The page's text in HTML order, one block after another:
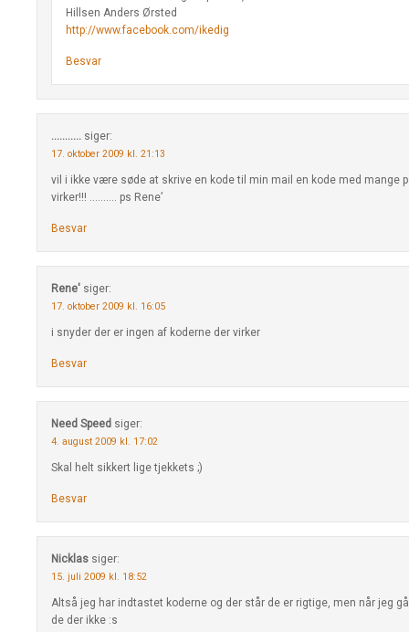
Hillsen Anders Ørsted
http://www.facebook.com/ikedig
Besvar
........... siger:
17. oktober 2009 kl. 21:13
vil i ikke være søde at skrive en kode til min mail en kode med mange
virker!!! ………. ps Rene’
Besvar
Rene' siger:
17. oktober 2009 kl. 16:05
i snyder der er ingen af koderne der virker
Besvar
Need Speed siger:
4. august 2009 kl. 17:02
Skal helt sikkert lige tjekkets ;)
Besvar
Nicklas siger:
15. juli 2009 kl. 18:52
Altså jeg har indtastet koderne og der står de er rigtige, men når jeg
de der ikke :s